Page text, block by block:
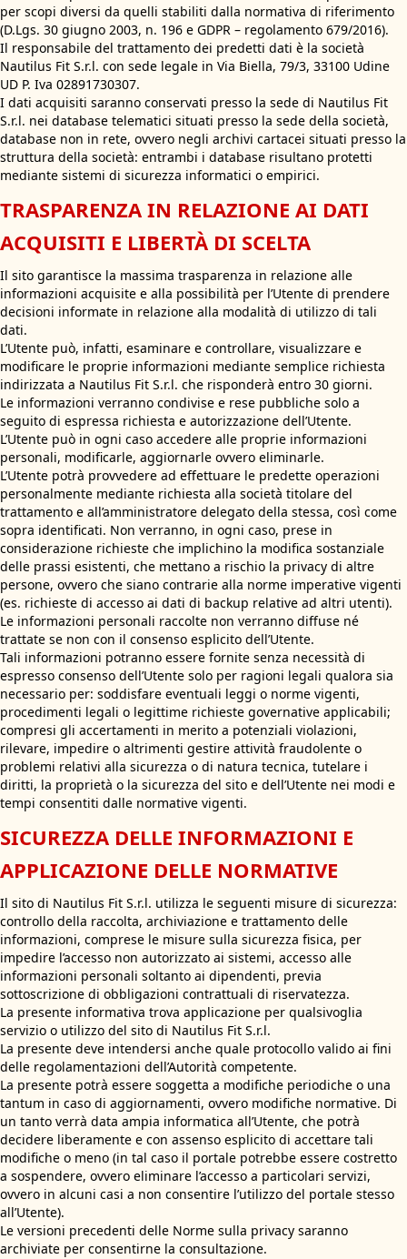
per scopi diversi da quelli stabiliti dalla normativa di riferimento
(D.Lgs. 30 giugno 2003, n. 196 e GDPR – regolamento 679/2016).
Il responsabile del trattamento dei predetti dati è la società
Nautilus Fit S.r.l. con sede legale in Via Biella, 79/3, 33100 Udine
UD P. Iva 02891730307.
I dati acquisiti saranno conservati presso la sede di Nautilus Fit
S.r.l. nei database telematici situati presso la sede della società,
database non in rete, ovvero negli archivi cartacei situati presso la
struttura della società: entrambi i database risultano protetti
mediante sistemi di sicurezza informatici o empirici.
TRASPARENZA IN RELAZIONE AI DATI
ACQUISITI E LIBERTÀ DI SCELTA
Il sito garantisce la massima trasparenza in relazione alle
informazioni acquisite e alla possibilità per l’Utente di prendere
decisioni informate in relazione alla modalità di utilizzo di tali
dati.
L’Utente può, infatti, esaminare e controllare, visualizzare e
modificare le proprie informazioni mediante semplice richiesta
indirizzata a Nautilus Fit S.r.l. che risponderà entro 30 giorni.
Le informazioni verranno condivise e rese pubbliche solo a
seguito di espressa richiesta e autorizzazione dell’Utente.
L’Utente può in ogni caso accedere alle proprie informazioni
personali, modificarle, aggiornarle ovvero eliminarle.
L’Utente potrà provvedere ad effettuare le predette operazioni
personalmente mediante richiesta alla società titolare del
trattamento e all’amministratore delegato della stessa, così come
sopra identificati. Non verranno, in ogni caso, prese in
considerazione richieste che implichino la modifica sostanziale
delle prassi esistenti, che mettano a rischio la privacy di altre
persone, ovvero che siano contrarie alla norme imperative vigenti
(es. richieste di accesso ai dati di backup relative ad altri utenti).
Le informazioni personali raccolte non verranno diffuse né
trattate se non con il consenso esplicito dell’Utente.
Tali informazioni potranno essere fornite senza necessità di
espresso consenso dell’Utente solo per ragioni legali qualora sia
necessario per: soddisfare eventuali leggi o norme vigenti,
procedimenti legali o legittime richieste governative applicabili;
compresi gli accertamenti in merito a potenziali violazioni,
rilevare, impedire o altrimenti gestire attività fraudolente o
problemi relativi alla sicurezza o di natura tecnica, tutelare i
diritti, la proprietà o la sicurezza del sito e dell’Utente nei modi e
tempi consentiti dalle normative vigenti.
SICUREZZA DELLE INFORMAZIONI E
APPLICAZIONE DELLE NORMATIVE
Il sito di Nautilus Fit S.r.l. utilizza le seguenti misure di sicurezza:
controllo della raccolta, archiviazione e trattamento delle
informazioni, comprese le misure sulla sicurezza fisica, per
impedire l’accesso non autorizzato ai sistemi, accesso alle
informazioni personali soltanto ai dipendenti, previa
sottoscrizione di obbligazioni contrattuali di riservatezza.
La presente informativa trova applicazione per qualsivoglia
servizio o utilizzo del sito di Nautilus Fit S.r.l.
La presente deve intendersi anche quale protocollo valido ai fini
delle regolamentazioni dell’Autorità competente.
La presente potrà essere soggetta a modifiche periodiche o una
tantum in caso di aggiornamenti, ovvero modifiche normative. Di
un tanto verrà data ampia informatica all’Utente, che potrà
decidere liberamente e con assenso esplicito di accettare tali
modifiche o meno (in tal caso il portale potrebbe essere costretto
a sospendere, ovvero eliminare l’accesso a particolari servizi,
ovvero in alcuni casi a non consentire l’utilizzo del portale stesso
all’Utente).
Le versioni precedenti delle Norme sulla privacy saranno
archiviate per consentirne la consultazione.